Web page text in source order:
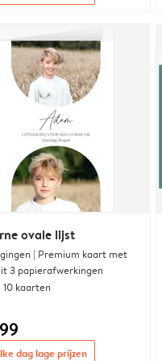
ovale lijst
| Premium kaart met
3 papierafwerkingen
10 kaarten
dag lage prijzen